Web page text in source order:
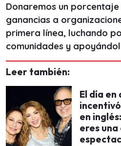
Donaremos un
ganancias a
primera línea, luchando
comunidades y
Leer también:
El día
en
eres